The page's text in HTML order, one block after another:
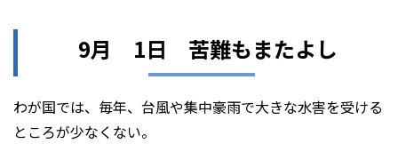
9月 1日 苦難もまたよし
わが国では、毎年、台風や集中豪雨で大きな水害を受ける
ところが少なくない。